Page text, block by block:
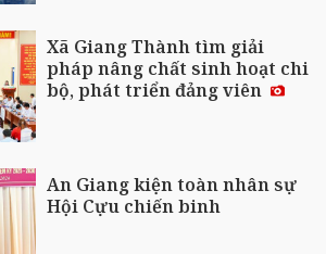
Xã Giang Thành tìm giải
pháp nâng chất sinh hoạt chi
bộ, phát triển đảng viên
An Giang kiện toàn nhân sự
Hội Cựu chiến binh